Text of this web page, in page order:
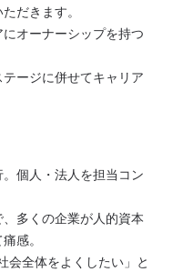
だきます。
オーナーシップを持つ
ージに併せてキャリア
個人・法人を担当コン
多くの企業が人的資本
感。
会全体をよくしたい」と